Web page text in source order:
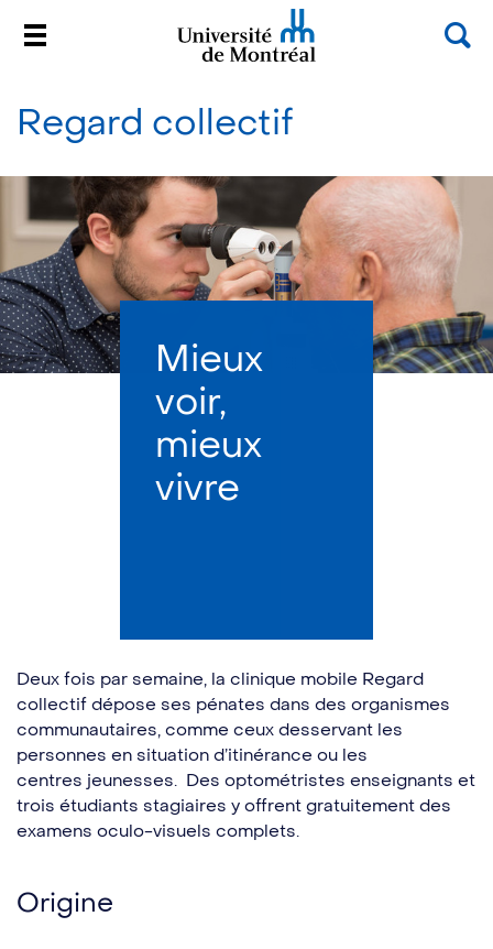
contenu
Regard collectif
Mieux
voir,
mieux
vivre
Deux fois par semaine, la clinique mobile Regard
collectif dépose ses pénates dans des organismes
communautaires, comme ceux desservant les
personnes en situation d’itinérance ou les
centres jeunesses. Des optométristes enseignants et
trois étudiants stagiaires y offrent gratuitement des
examens oculo-visuels complets.
Origine